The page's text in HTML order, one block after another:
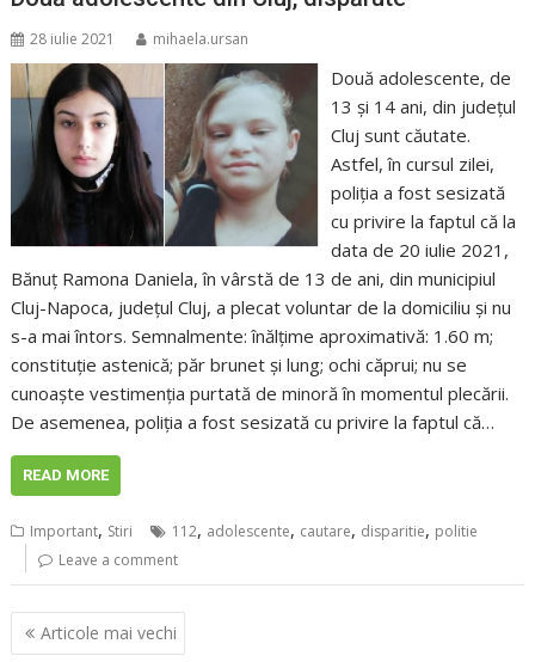
28 iulie 2021 mihaela.ursan
Două adolescente, de
13 și 14 ani, din județul
Cluj sunt căutate.
Astfel, în cursul zilei,
poliţia a fost sesizată
cu privire la faptul că la
data de 20 iulie 2021,
Bănuț Ramona Daniela, în vârstă de 13 de ani, din municipiul
Cluj-Napoca, județul Cluj, a plecat voluntar de la domiciliu și nu
s-a mai întors. Semnalmente: înălțime aproximativă: 1.60 m;
constituție astenică; păr brunet și lung; ochi căprui; nu se
cunoaște vestimenția purtată de minoră în momentul plecării.
De asemenea, poliţia a fost sesizată cu privire la faptul că…
READ MORE
Important, Stiri 112, adolescente, cautare, disparitie, politie
Leave a comment
Navigare
Articole mai vechi